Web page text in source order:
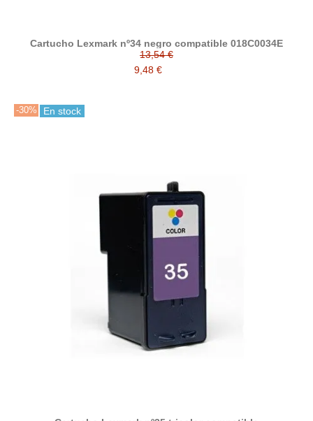
Cartucho Lexmark nº34 negro compatible 018C0034E
13,54 €
9,48 €
-30% En stock